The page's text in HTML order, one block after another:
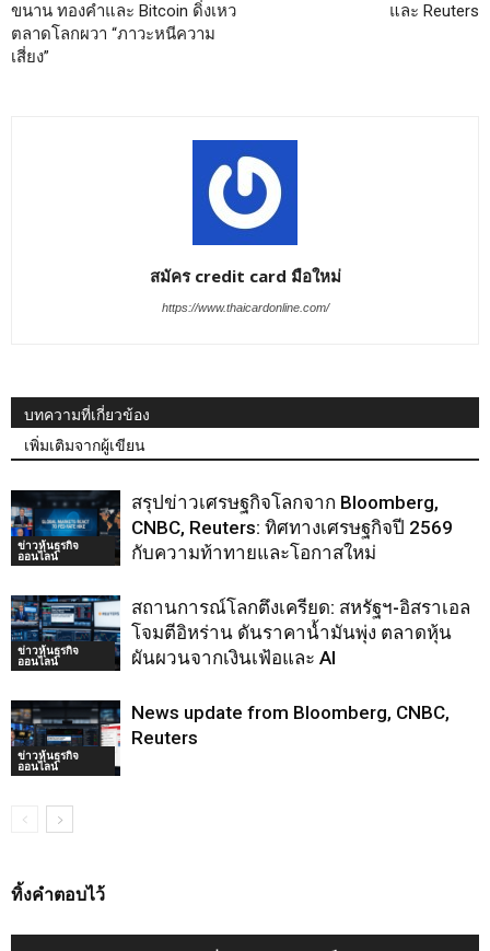
ขนาน ทองคำและ Bitcoin ดิ่งเหว
ตลาดโลกผวา “ภาวะหนีความ
เสี่ยง”
และ Reuters
สมัคร credit card มือใหม่
https://www.thaicardonline.com/
บทความที่เกี่ยวข้อง
เพิ่มเติมจากผู้เขียน
ข่าวหุ้นธุรกิจ
ออนไลน์
สรุปข่าวเศรษฐกิจโลกจาก Bloomberg,
CNBC, Reuters: ทิศทางเศรษฐกิจปี 2569
กับความท้าทายและโอกาสใหม่
ข่าวหุ้นธุรกิจ
ออนไลน์
สถานการณ์โลกตึงเครียด: สหรัฐฯ-อิสราเอล
โจมตีอิหร่าน ดันราคาน้ำมันพุ่ง ตลาดหุ้น
ผันผวนจากเงินเฟ้อและ AI
ข่าวหุ้นธุรกิจ
ออนไลน์
News update from Bloomberg, CNBC,
Reuters
ทิ้งคำตอบไว้